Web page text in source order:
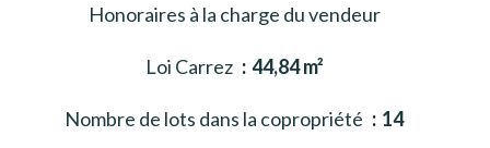
Honoraires à la charge du vendeur
Loi Carrez 44,84 m²
Nombre de lots dans la copropriété 14